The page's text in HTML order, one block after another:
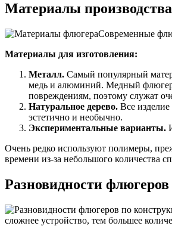
Материалы
Современные
Материалы для изготовления:
Металл. Самый популярный
медь и алюминий. Медный флюгер
повреждениям, поэтому служат
Натуральное дерево. Все
эстетично и необычно.
Экспериментальные варианты.
Очень редко используют полимеры,
времени из-за небольшого количества
Разновидности
сложнее устройство, тем большее